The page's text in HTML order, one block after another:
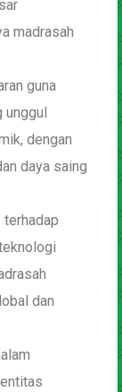
madrasah
guna
unggul
dengan
daya saing
dan